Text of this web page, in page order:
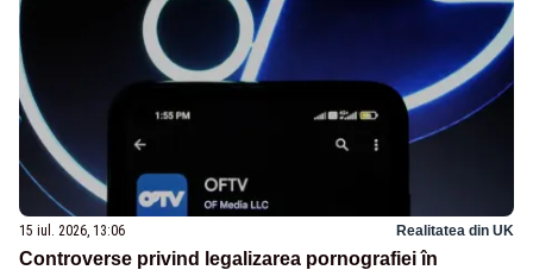
15 iul. 2026, 13:06 Realitatea din UK
Controverse privind legalizarea pornografiei în